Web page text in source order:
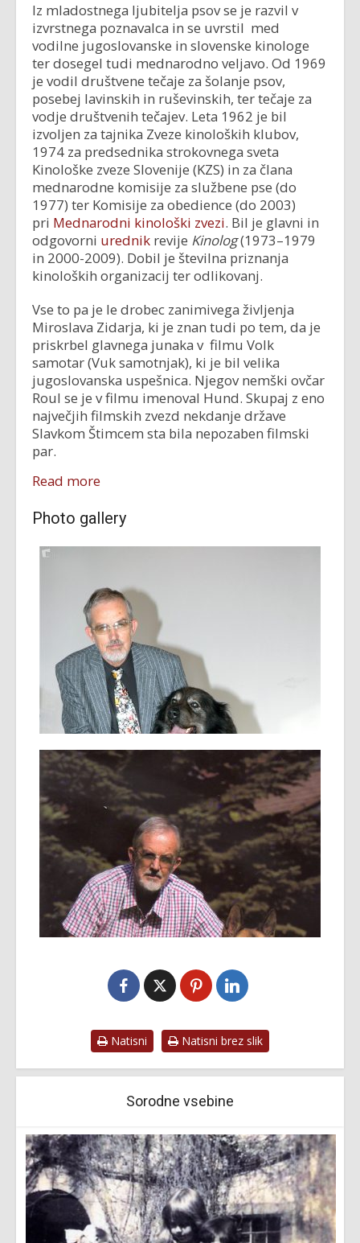
Iz mladostnega ljubitelja psov se je razvil v
izvrstnega poznavalca in se uvrstil med
vodilne jugoslovanske in slovenske kinologe
ter dosegel tudi mednarodno veljavo. Od 1969
je vodil društvene tečaje za šolanje psov,
posebej lavinskih in ruševinskih, ter tečaje za
vodje društvenih tečajev. Leta 1962 je bil
izvoljen za tajnika Zveze kinoloških klubov,
1974 za predsednika strokovnega sveta
Kinološke zveze Slovenije (KZS) in za člana
mednarodne komisije za službene pse (do
1977) ter Komisije za obedience (do 2003)
pri Mednarodni kinološki zvezi. Bil je glavni in
odgovorni urednik revije Kinolog(1973–1979
in 2000-2009). Dobil je številna priznanja
kinoloških organizacij ter odlikovanj.
Vse to pa je le drobec zanimivega življenja
Miroslava Zidarja, ki je znan tudi po tem, da je
priskrbel glavnega junaka v filmu Volk
samotar (Vuk samotnjak), ki je bil velika
jugoslovanska uspešnica. Njegov nemški ovčar
Roul se je v filmu imenoval Hund. Skupaj z eno
največjih filmskih zvezd nekdanje države
Slavkom Štimcem sta bila nepozaben filmski
par.
Read more
Photo gallery
Natisni Natisni brez slik
Sorodne vsebine